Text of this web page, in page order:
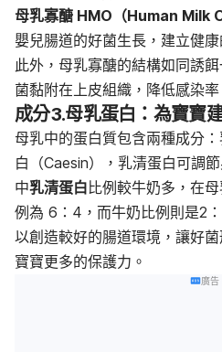
母乳寡醣 HMO（Human Milk
嬰兒腸道的好菌生長，建立健
此外，母乳寡醣的結構如同誘
菌黏附在上皮組織，降低感染率
成分3.母乳蛋白：為寶寶
母乳中的蛋白質包含兩種成分
白（Caesin），乳清蛋白可調
中乳清蛋白比例較牛奶多，在
例為 6 ： 4 ，而牛奶比例則是2 ：
以創造較好的腸道環境，讓好
寶寶更多的保護力。
廣告